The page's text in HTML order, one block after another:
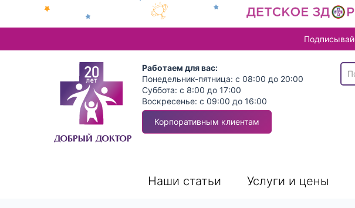
Работаем для вас:
Понедельник-пятница: с 08:00 до 20:00
Суббота: с 8:00 до 17:00
Воскресенье: с 09:00 до 16:00
Корпоративным клиентам
В
Наши статьи Услуги и цены